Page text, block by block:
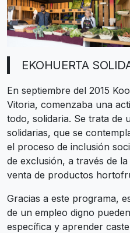
EKOHUERTA
En septiembre del 2015
Vitoria, comenzaba una
todo, solidaria. Se trata de
solidarias, que se
el proceso de inclusión
de exclusión, a través de
venta de productos
Gracias a este programa,
de un empleo digno
específica y aprender